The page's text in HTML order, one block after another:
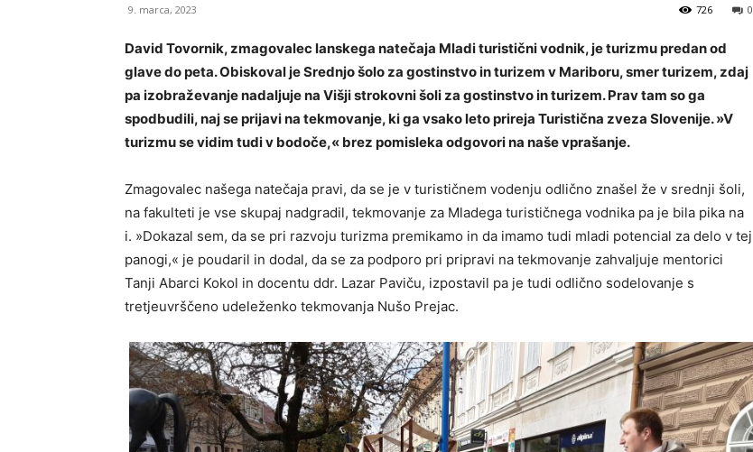
9. marca, 2023 0
726
David Tovornik, zmagovalec lanskega natečaja Mladi turistični vodnik, je turizmu predan od
glave do peta. Obiskoval je Srednjo šolo za gostinstvo in turizem v Mariboru, smer turizem, zdaj
pa izobraževanje nadaljuje na Višji strokovni šoli za gostinstvo in turizem. Prav tam so ga
spodbudili, naj se prijavi na tekmovanje, ki ga vsako leto prireja Turistična zveza Slovenije. »V
turizmu se vidim tudi v bodoče,« brez pomisleka odgovori na naše vprašanje.
Zmagovalec našega natečaja pravi, da se je v turističnem vodenju odlično znašel že v srednji šoli,
na fakulteti je vse skupaj nadgradil, tekmovanje za Mladega turističnega vodnika pa je bila pika na
i. »Dokazal sem, da se pri razvoju turizma premikamo in da imamo tudi mladi potencial za delo v tej
panogi,« je poudaril in dodal, da se za podporo pri pripravi na tekmovanje zahvaljuje mentorici
Tanji Abarci Kokol in docentu ddr. Lazar Paviču, izpostavil pa je tudi odlično sodelovanje s
tretjeuvrščeno udeleženko tekmovanja Nušo Prejac.